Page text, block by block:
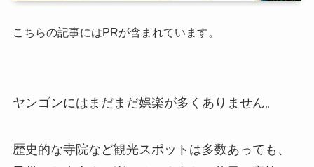
こちらの記事にはPRが含まれています。
ヤンゴンにはまだまだ娯楽が多くありません。
歴史的な寺院など観光スポットは多数あっても、